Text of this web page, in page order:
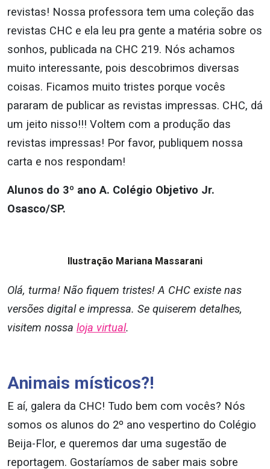
revistas! Nossa professora tem uma coleção das
revistas CHC e ela leu pra gente a matéria sobre os
sonhos, publicada na CHC 219. Nós achamos
muito interessante, pois descobrimos diversas
coisas. Ficamos muito tristes porque vocês
pararam de publicar as revistas impressas. CHC, dá
um jeito nisso!!! Voltem com a produção das
revistas impressas! Por favor, publiquem nossa
carta e nos respondam!
Alunos do 3º ano A. Colégio Objetivo Jr.
Osasco/SP.
Ilustração Mariana Massarani
Olá, turma! Não fiquem tristes! A CHC existe nas
versões digital e impressa. Se quiserem detalhes,
visitem nossa loja virtual.
Animais místicos?!
E aí, galera da CHC! Tudo bem com vocês? Nós
somos os alunos do 2º ano vespertino do Colégio
Beija-Flor, e queremos dar uma sugestão de
reportagem. Gostaríamos de saber mais sobre